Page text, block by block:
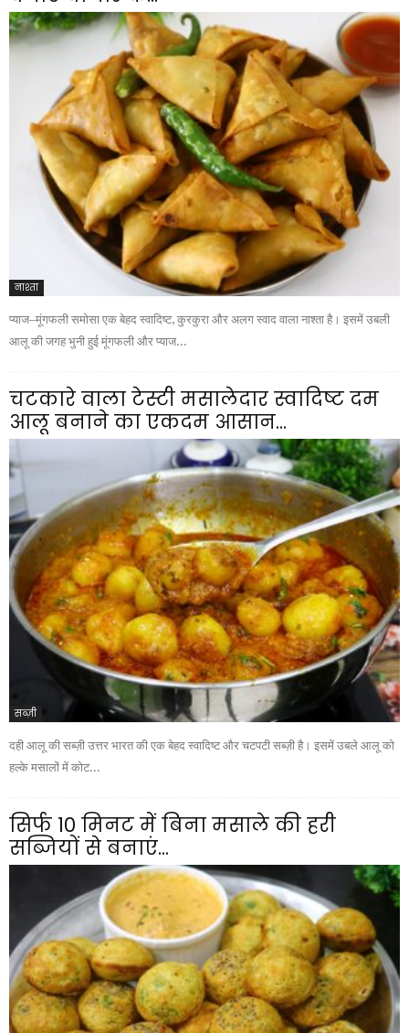
नाश्ता
प्याज–मूंगफली समोसा एक बेहद स्वादिष्ट, कुरकुरा और अलग स्वाद वाला नाश्ता है। इसमें उबली
आलू की जगह भुनी हुई मूंगफली और प्याज...
चटकारे वाला टेस्टी मसालेदार स्वादिष्ट दम
आलू बनाने का एकदम आसान...
सब्ज़ी
दही आलू की सब्ज़ी उत्तर भारत की एक बेहद स्वादिष्ट और चटपटी सब्ज़ी है। इसमें उबले आलू को
हल्के मसालों में कोट...
सिर्फ 10 मिनट में बिना मसाले की हरी
सब्जियों से बनाएं...